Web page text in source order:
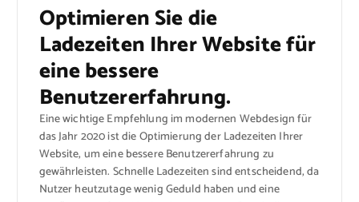
Optimieren Sie die
Ladezeiten Ihrer Website für
eine bessere
Benutzererfahrung.
Eine wichtige Empfehlung im modernen Webdesign für
das Jahr 2020 ist die Optimierung der Ladezeiten Ihrer
Website, um eine bessere Benutzererfahrung zu
gewährleisten. Schnelle Ladezeiten sind entscheidend, da
Nutzer heutzutage wenig Geduld haben und eine